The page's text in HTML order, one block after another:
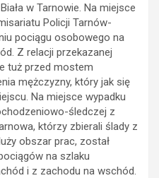
w Tarnowie. Na miejsce
Policji Tarnów-
pociągu osobowego na
Z relacji przekazanej
tuż przed mostem
mężczyzny, który jak się
Na miejsce wypadku
śledczej z
którzy zbierali ślady z
obszar prac, został
na szlaku
i z zachodu na wschód.